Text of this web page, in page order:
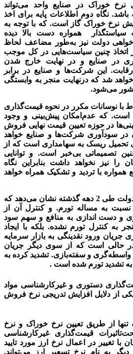
نرخ خوراک در صنایع واحد می‌تواند
باشد. نگاه دوم اطلاعات پایه برای اخذ
نرخ خوراک گاز است. که با توجه به
سیاستگذار همواره دست بالا دیده
دولت نیز به‌طور مضاعف لحاظ
اتخاذ چنین سیاست‌هایی در کل موجب
در صنایع و در نهایت خارج شدن
این شرکت‌ها و صنایع در برابر
شد که درنهایت منجر به وابستگی
می‌شود.
با نوسانات مکرر در نحوه قیمت‌گذاری
است. که عدم‌امکان پیش‌بینی و وجود
در حوزه تعیین قیمت نهایی فروش
در سودآوری شرکت‌ها و صنایع خواهد
تحمیل ریسک به سهامداری است که از
تصمیماتی بی‌خبر است. و توانایی
را نیز نخواهد داشت بنابراین نگاه
همواره با تردید و تشکیک همراه خواهد
تجربه و کارنامه اقتصادی دولت طی 2 دهه گذشته نشان می‌دهد که
به مساله تورم. و کنترل آن از
و دست اندازی به منافع و سهم سود
به کنترل تورم نشده. بلکه با ایجاد
جریان ورود نقدینگی به بازار سرمایه
حالی است که از سوی دیگر جریان
و سفته‌بازی. تشدید کرده به
تشدید تورم شده است .
دستوری و غیر‌کارشناسی مواد
یکی از دلایل افزایش تدریجی نرخ فروش
از طریق تعیین نرخ خوراک و نرخ
قیمت‌گذاری غیر‌کارشناسی
تغییر در اعمال نرخ ارز مورد تایید
به نام نرخ تسعیر ارز می‌تواند.